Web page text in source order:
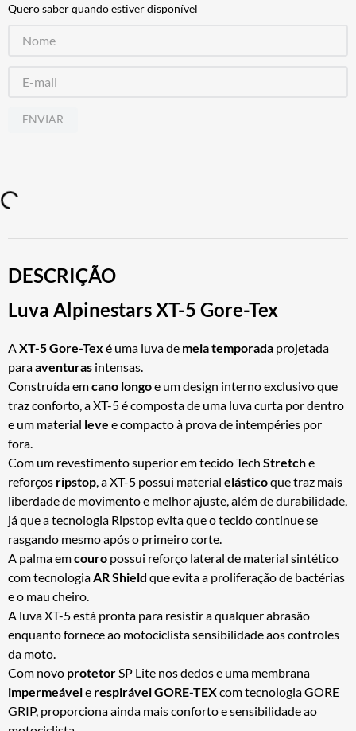
Quero saber quando estiver disponível
ENVIAR
DESCRIÇÃO
Luva Alpinestars XT-5 Gore-Tex
AXT-5 Gore-Tex é uma luva de meia temporada projetada
paraaventuras intensas.
Construída emcano longoe um design interno exclusivo que
traz conforto, a XT-5 é composta de uma luva curta por dentro
e um material leve e compacto à prova de intempéries por
fora.
Com um revestimento superior em tecido Tech Stretche
reforços ripstop, a XT-5 possui material elásticoque traz mais
liberdade de movimento e melhor ajuste, além de durabilidade,
já que a tecnologia Ripstop evita que o tecido continue se
rasgando mesmo após o primeiro corte.
A palma emcouro possui reforço lateral de material sintético
com tecnologiaAR Shield que evita a proliferação de bactérias
e o mau cheiro.
A luva XT-5 está pronta para resistir a qualquer abrasão
enquanto fornece ao motociclista sensibilidade aos controles
da moto.
Com novo protetorSP Lite nos dedos e uma membrana
impermeávele respirávelGORE-TEXcom tecnologia GORE
GRIP, proporciona ainda mais conforto e sensibilidade ao